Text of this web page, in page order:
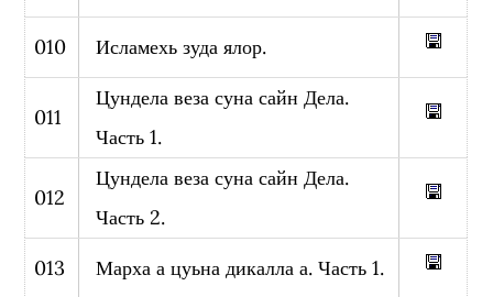
010 Исламехь зуда ялор.
011
Цундела веза суна сайн Дела.
Часть 1.
012
Цундела веза суна сайн Дела.
Часть 2.
013
Марха а цуьна дикалла а. Часть 1.